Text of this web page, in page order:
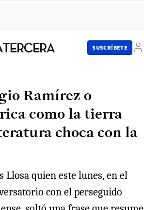
SUSCRÍBETE
Ramírez o
como la tierra
choca con la
Llosa quien este lunes, en el
con el perseguido